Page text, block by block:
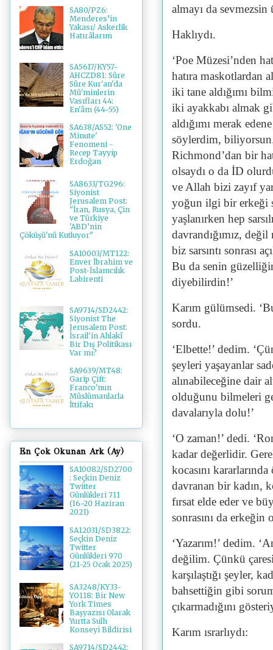
almayı da sevmezsin
Haklıydı.
‘Poe Müzesi’nden
hatıra maskotlardan
iki tane aldığımı
iki ayakkabı almak
aldığımı merak
söylerdim,
Richmond’dan bir
olsaydı o da İD
ve Allah bizi zayıf
yoğun ilgi bir erkeği
yaşlanırken hep
davrandığımız,
biz sarsıntı sonrası
Bu da senin
diyebilirdin!’
Karım gülümsedi.
sordu.
‘Elbette!’ dedim.
şeyleri yaşayanlar
alınabileceğine dair
olduğunu bilmeleri
davalarıyla dolu!’
‘O zaman!’ dedi.
kadar değerlidir.
kocasını
davranan bir kadın,
fırsat elde eder ve
sonrasını da
‘Yazarım!’ dedim.
değilim. Çünkü
karşılaştığı şeyler,
bahsettiğin gibi
çıkarmadığını
Karım ısrarlıydı:
SA80/PZ6:
Menderes’in
Yakası/ Askerlik
Hatırâlarım
SA5617/KY57-
AHCZD81: Sûre
Sûre Kur'an'da
Mü'minlerin
Vasıfları 44:
En'âm (44-55)
SA638/AS52: 'One
Minute'
Fenomeni -
Recep Tayyip
Erdoğan
SA8633/TG296:
Siyonist
Jerusalem Post:
"İran, Rusya, Çin
ve Türkiye
'ABD’nin
Çöküşü'nü Kutluyor"
SA10003/MT122:
Enver İbrahim ve
Post-İslamcılık
Labirenti
SA9714/SD2442:
Siyonist The
Jerusalem Post:
İsrail'in Ahlakî
Bir Dış Politikası
Var mı?
SA9639/MT48:
Garip Çift:
Franco'nun
Müslümanlarla
İttifakı
En Çok Okunan Ark (Ay)
SA10082/SD2700
: Seçkin Deniz
Twitter
Günlükleri 711
(16-20 Haziran
2021)
SA12031/SD3822:
Seçkin Deniz
Twitter
Günlükleri 970
(21-25 Ocak 2025)
SA3248/KY33-
YO118: Bir New
York Times
Başyazısı Olarak
Yurtta Sulh
Konseyi Bildirisi
SA9714/SD2442: